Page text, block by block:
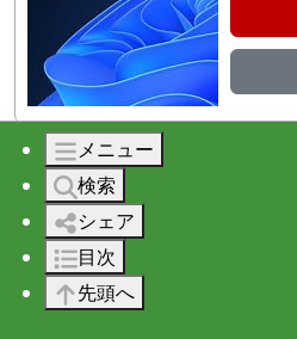
このページへのリンクは自由に
ただし文章・画像の無断転載は
メニュー
検索
シェア
目次
先頭へ